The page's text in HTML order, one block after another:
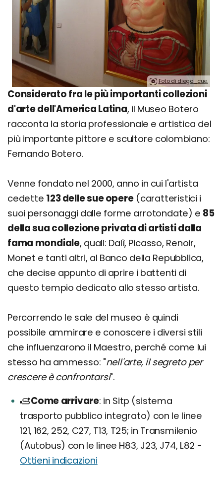
Foto di diego_cue.
Considerato fra le più importanti collezioni
d'arte dell'America Latina, il Museo Botero
racconta la storia professionale e artistica del
più importante pittore e scultore colombiano:
Fernando Botero.
Venne fondato nel 2000, anno in cui l'artista
cedette 123 delle sue opere(caratteristici i
suoi personaggi dalle forme arrotondate) e 85
della sua collezione privata di artisti dalla
fama mondiale, quali: Dalì, Picasso, Renoir,
Monet e tanti altri, al Banco della Repubblica,
che decise appunto di aprire i battenti di
questo tempio dedicato allo stesso artista.
Percorrendo le sale del museo è quindi
possibile ammirare e conoscere i diversi stili
che influenzarono il Maestro, perché come lui
stesso ha ammesso: "nell'arte, il segreto per
crescere è confrontarsi".
Come arrivare in Sitp (sistema
trasporto pubblico integrato) con le linee
121, 162, 252, C27, T13, T25; in Transmilenio
(Autobus) con le linee H83, J23, J74, L82 -
Ottieni indicazioni